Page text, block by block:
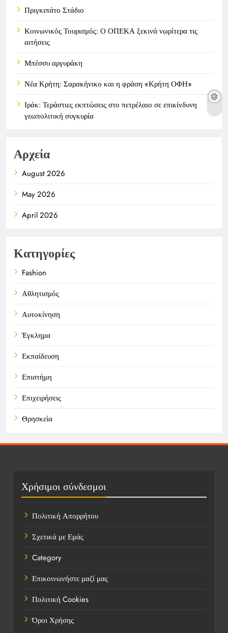
Πριγκιπάτο Στάδιο
Κοινωνικός Τουρισμός: Ο ΟΠΕΚΑ ξεκινά νωρίτερα τις
αιτήσεις
Μπέσσυ αργυράκη
Νέα Κρήτη: Σαρακήνικο και η φράση «Κρήτη ΟΦΗ»
Ιράκ: Τεράστιες εκπτώσεις στο πετρέλαιο σε επικίνδυνη
γεωπολιτική συγκυρία
Αρχεία
August 2026
May 2026
April 2026
Κατηγορίες
Fashion
Αθλητισμός
Αυτοκίνηση
Έγκλημα
Εκπαίδευση
Επιστήμη
Επιχειρήσεις
Θρησκεία
Πολιτική
Τοποθεσίες
Χρήσιμοι σύνδεσμοι
Πολιτική Απορρήτου
Σχετικά με Εμάς
Category
Επικοινωνήστε μαζί μας
Πολιτική Cookies
Όροι Χρήσης